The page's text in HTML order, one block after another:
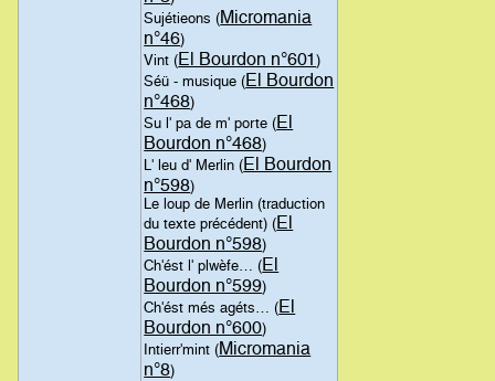
Sujétieons (Micromania
n°46)
Vint (El Bourdon n°601)
Séü - musique (El Bourdon
n°468)
Su l' pa de m' porte (El
Bourdon n°468)
L' leu d' Merlin (El Bourdon
n°598)
Le loup de Merlin (traduction
du texte précédent) (El
Bourdon n°598)
Ch'ést l' plwèfe… (El
Bourdon n°599)
Ch'ést més agéts… (El
Bourdon n°600)
Intierr'mint (Micromania
n°8)